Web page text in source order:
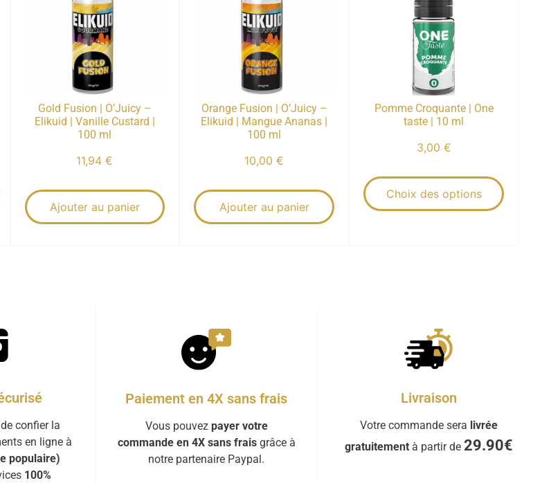
Gold Fusion | O’Juicy –
Elikuid | Vanille Custard |
100 ml
11,94€
Ajouter au panier
Orange Fusion | O’Juicy –
Elikuid | Mangue Ananas |
100 ml
10,00€
Ajouter au panier
Pomme Croquante | One
taste | 10 ml
3,00 €
Choix des options
confier la
en ligne à
populaire)
100%
Paiement en 4X sans frais
Vous pouvez payer votre
commande en 4X sans fraisgrâce à
notre partenaire Paypal.
Livraison
Votre commande sera livrée
gratuitementà partir de 29.90€